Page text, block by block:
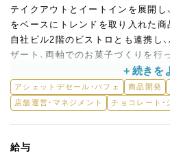
テイクアウトとイートインを展開し
をベースにトレンドを取り入れた商
自社ビル2階のビストロとも連携し
ザート、両軸でのお菓子づくりを行
＜具体的には＞
・プティガトー、ホールケーキ、焼菓
・新商品・メニューの開発、レシピ提案
アシェットデセール・パフェ 商品開発
店舗運営・マネジメント
チョコレート・
給与